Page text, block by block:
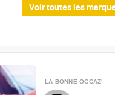
Voir toutes les
LA BONNE OCCAZ'